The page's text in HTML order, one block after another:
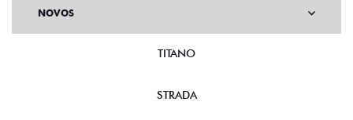
NOVOS
TITANO
STRADA